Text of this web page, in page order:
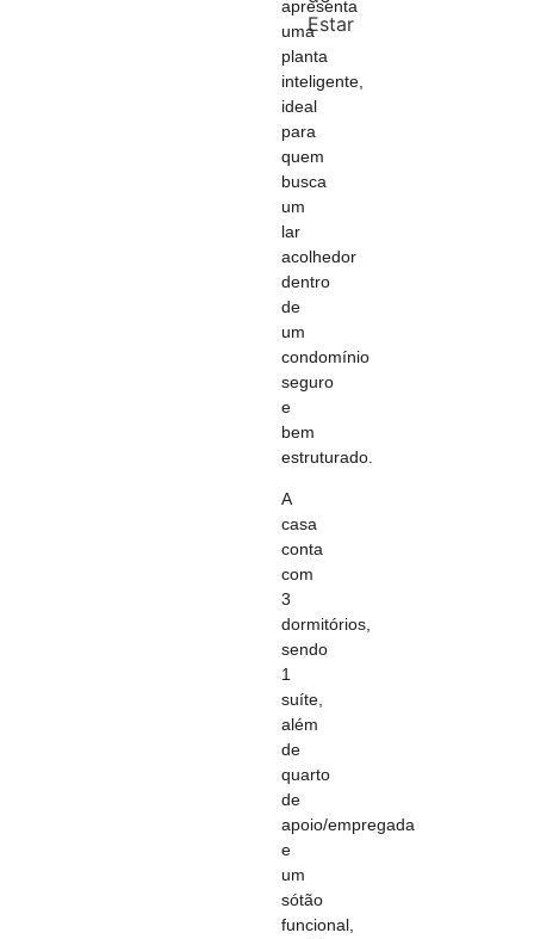
Estar
apresenta
uma
planta
inteligente,
ideal
para
quem
busca
um
lar
acolhedor
dentro
de
um
condomínio
seguro
e
bem
estruturado.
A
casa
conta
com
3
dormitórios,
sendo
1
suíte,
além
de
quarto
de
apoio/empregada
e
um
sótão
funcional,